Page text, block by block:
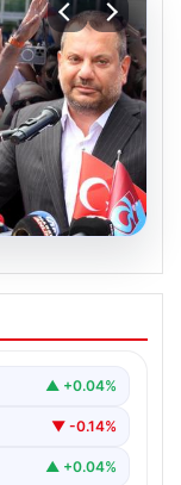
son
▲ +0.04%
▼ -0.14%
▲ +0.04%